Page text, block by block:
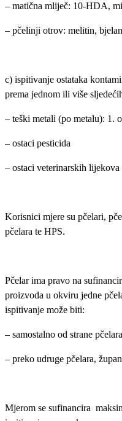
– matična mliječ: 10-HDA,
– pčelinji otrov: melitin,
c) ispitivanje ostataka
prema jednom ili više
– teški metali (po metalu): 1.
– ostaci pesticida
– ostaci veterinarskih
Korisnici mjere su pčelari,
pčelara te HPS.
Pčelar ima pravo na
proizvoda u okviru jedne
ispitivanje može biti:
– samostalno od strane
– preko udruge pčelara,
Mjerom se sufinancira